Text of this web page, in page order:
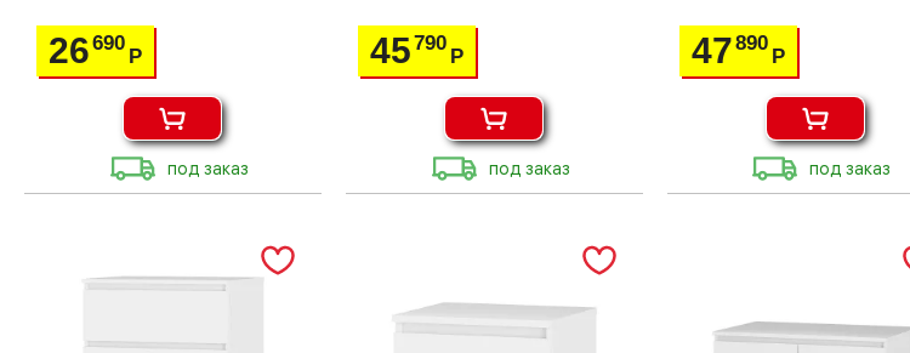
26690
Р
под заказ
45790
Р
под заказ
47890
Р
под заказ